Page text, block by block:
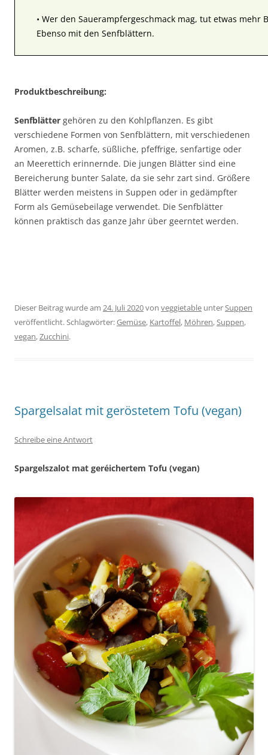
• Wer den Sauerampfergeschmack mag, tut etwas mehr
Ebenso mit den Senfblättern.
Produktbeschreibung:
Senfblätter gehören zu den Kohlpflanzen. Es gibt
verschiedene Formen von Senfblättern, mit verschiedenen
Aromen, z.B. scharfe, süßliche, pfeffrige, senfartige oder
an Meerettich erinnernde. Die jungen Blätter sind eine
Bereicherung bunter Salate, da sie sehr zart sind. Größere
Blätter werden meistens in Suppen oder in gedämpfter
Form als Gemüsebeilage verwendet. Die Senfblätter
können praktisch das ganze Jahr über geerntet werden.
Dieser Beitrag wurde am 24. Juli 2020von veggietable unterSuppen
veröffentlicht. Schlagwörter:Gemüse, Kartoffel, Möhren,Suppen,
vegan,Zucchini.
Spargelsalat mit geröstetem Tofu (vegan)
Schreibe eine Antwort
Spargelszalot mat geréichertem Tofu (vegan)